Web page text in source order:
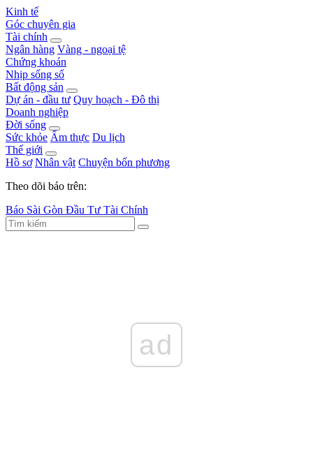
Kinh tế
Góc chuyên gia
Tài chính
Ngân hàng Vàng - ngoại tệ
Chứng khoán
Nhịp sống số
Bất động sản
Dự án - đầu tư Quy hoạch - Đô thị
Doanh nghiệp
Đời sống
Sức khỏe Ẩm thực Du lịch
Thế giới
Hồ sơ Nhân vật Chuyện bốn phương
Theo dõi báo trên:
Báo Sài Gòn Đầu Tư Tài Chính
ad